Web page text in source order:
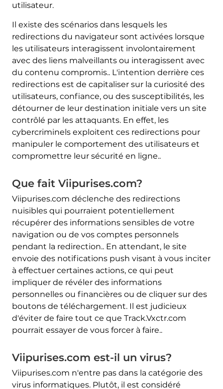
utilisateur.
Il existe des scénarios dans lesquels les
redirections du navigateur sont activées lorsque
les utilisateurs interagissent involontairement
avec des liens malveillants ou interagissent avec
du contenu compromis.. L'intention derrière ces
redirections est de capitaliser sur la curiosité des
utilisateurs, confiance, ou des susceptibilités, les
détourner de leur destination initiale vers un site
contrôlé par les attaquants. En effet, les
cybercriminels exploitent ces redirections pour
manipuler le comportement des utilisateurs et
compromettre leur sécurité en ligne..
Que fait Viipurises.com?
Viipurises.com déclenche des redirections
nuisibles qui pourraient potentiellement
récupérer des informations sensibles de votre
navigation ou de vos comptes personnels
pendant la redirection.. En attendant, le site
envoie des notifications push visant à vous inciter
à effectuer certaines actions, ce qui peut
impliquer de révéler des informations
personnelles ou financières ou de cliquer sur des
boutons de téléchargement. Il est judicieux
d'éviter de faire tout ce que Track.Vxctr.com
pourrait essayer de vous forcer à faire..
Viipurises.com est-il un virus?
Viipurises.com n'entre pas dans la catégorie des
virus informatiques. Plutôt, il est considéré